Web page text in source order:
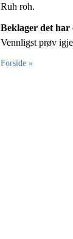
Ruh roh.
Beklager det har
Vennligst prøv
Forside »